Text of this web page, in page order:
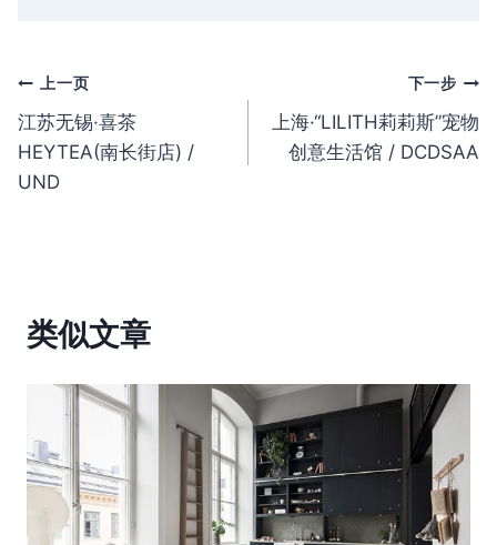
文
章
导
上一页
江苏无锡·喜茶
HEYTEA(南长街店) /
UND
下一步
上海·“LILITH莉莉斯”宠物
创意生活馆 / DCDSAA
类似文章